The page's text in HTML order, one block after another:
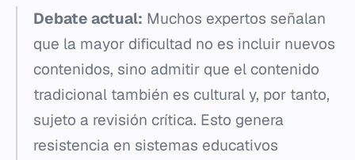
Debate actual: Muchos expertos señalan
que la mayor dificultad no es incluir nuevos
contenidos, sino admitir que el contenido
tradicional también es cultural y, por tanto,
sujeto a revisión crítica. Esto genera
resistencia en sistemas educativos